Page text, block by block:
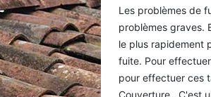
Les problèmes de
problèmes graves.
le plus rapidement
fuite. Pour
pour effectuer ces
Couverture . C'est